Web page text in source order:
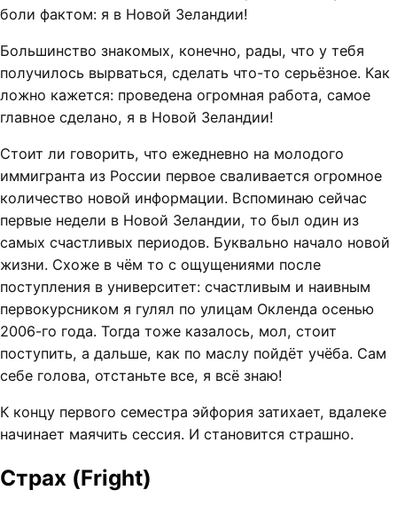
боли фактом: я в Новой Зеландии!
Большинство знакомых, конечно, рады, что у тебя
получилось вырваться, сделать что-то серьёзное. Как
ложно кажется: проведена огромная работа, самое
главное сделано, я в Новой Зеландии!
Стоит ли говорить, что ежедневно на молодого
иммигранта из России первое сваливается огромное
количество новой информации. Вспоминаю сейчас
первые недели в Новой Зеландии, то был один из
самых счастливых периодов. Буквально начало новой
жизни. Схоже в чём то с ощущениями после
поступления в университет: счастливым и наивным
первокурсником я гулял по улицам Окленда осенью
2006-го года. Тогда тоже казалось, мол, стоит
поступить, а дальше, как по маслу пойдёт учёба. Сам
себе голова, отстаньте все, я всё знаю!
К концу первого семестра эйфория затихает, вдалеке
начинает маячить сессия. И становится страшно.
Страх (Fright)